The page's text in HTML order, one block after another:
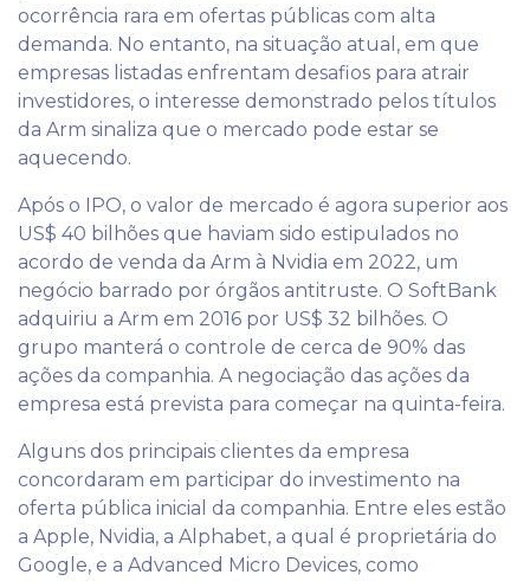
ocorrência rara em ofertas públicas com alta
demanda. No entanto, na situação atual, em que
empresas listadas enfrentam desafios para atrair
investidores, o interesse demonstrado pelos títulos
da Arm sinaliza que o mercado pode estar se
aquecendo.
Após o IPO, o valor de mercado é agora superior aos
US$ 40 bilhões que haviam sido estipulados no
acordo de venda da Arm à Nvidia em 2022, um
negócio barrado por órgãos antitruste. O SoftBank
adquiriu a Arm em 2016 por US$ 32 bilhões. O
grupo manterá o controle de cerca de 90% das
ações da companhia. A negociação das ações da
empresa está prevista para começar na quinta-feira.
Alguns dos principais clientes da empresa
concordaram em participar do investimento na
oferta pública inicial da companhia. Entre eles estão
a Apple, Nvidia, a Alphabet, a qual é proprietária do
Google, e a Advanced Micro Devices, como